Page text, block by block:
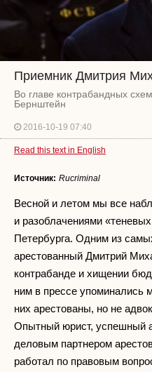
Приемник Дмитрия
Во главе контрабандных
Бернштейн
2016-10-19 07:40
Read this text in English
Источник: Rucriminal
Весной и летом мы все
и разоблачениями
Петербурга. Одним из
арестованный Дмитрий
контрабанде и хищении
ним в прессе упоминались
них арестованы, но не
Опытный юрист, успешный
деловым партнером
работал по правовым